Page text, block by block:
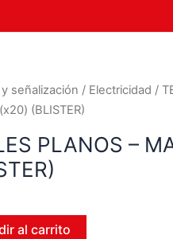
señalización / Electricidad /
(BLISTER)
PLANOS –
al carrito